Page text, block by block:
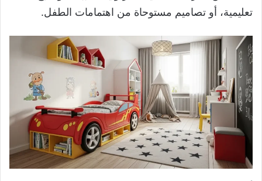
تعليمية، أو تصاميم مستوحاة من اهتمامات الطفل.